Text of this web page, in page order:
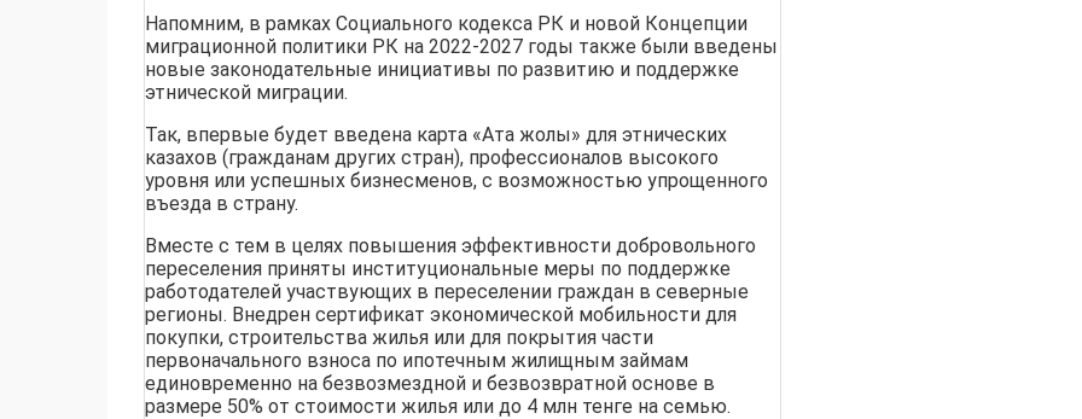
Напомним, в рамках Социального кодекса РК и новой Концепции
миграционной политики РК на 2022-2027 годы также были введены
новые законодательные инициативы по развитию и поддержке
этнической миграции.
Так, впервые будет введена карта «Ата жолы» для этнических
казахов (гражданам других стран), профессионалов высокого
уровня или успешных бизнесменов, с возможностью упрощенного
въезда в страну.
Вместе с тем в целях повышения эффективности добровольного
переселения приняты институциональные меры по поддержке
работодателей участвующих в переселении граждан в северные
регионы. Внедрен сертификат экономической мобильности для
покупки, строительства жилья или для покрытия части
первоначального взноса по ипотечным жилищным займам
единовременно на безвозмездной и безвозвратной основе в
размере 50% от стоимости жилья или до 4 млн тенге на семью.